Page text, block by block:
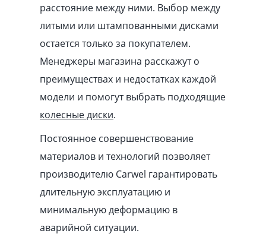
расстояние между ними. Выбор между
литыми или штампованными дисками
остается только за покупателем.
Менеджеры магазина расскажут о
преимуществах и недостатках каждой
модели и помогут выбрать подходящие
колесные диски.
Постоянное совершенствование
материалов и технологий позволяет
производителю Carwel гарантировать
длительную эксплуатацию и
минимальную деформацию в
аварийной ситуации.